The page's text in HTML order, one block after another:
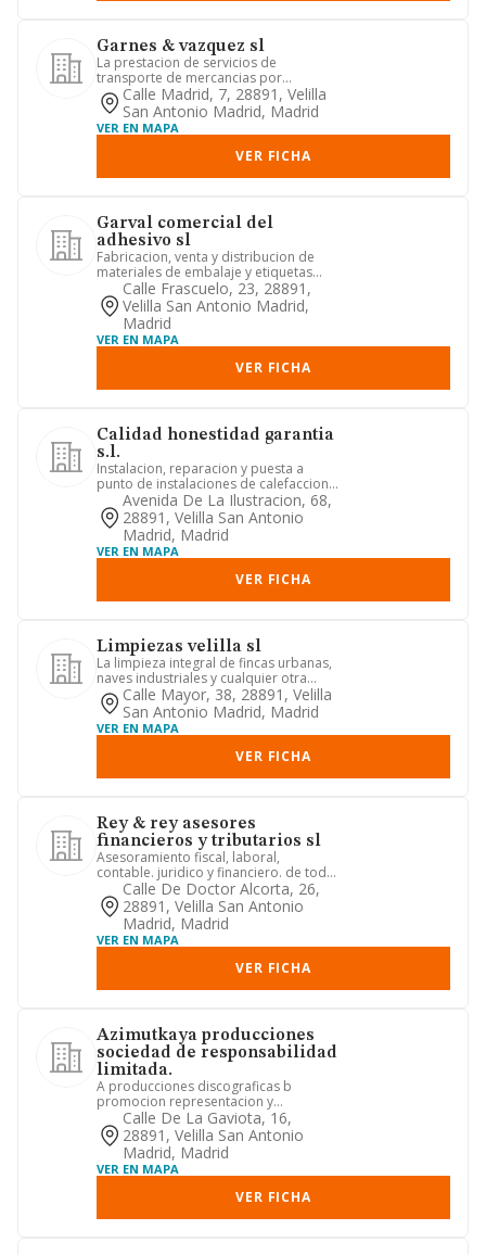
Garnes & vazquez sl
La prestacion de servicios de
transporte de mercancias por
carretera.
Calle Madrid, 7, 28891, Velilla
San Antonio Madrid, Madrid
VER EN MAPA
VER FICHA
Garval comercial del
adhesivo sl
Fabricacion, venta y distribucion de
materiales de embalaje y etiquetas
adhesivas. venta de materia...
Calle Frascuelo, 23, 28891,
Velilla San Antonio Madrid,
Madrid
VER EN MAPA
VER FICHA
Calidad honestidad garantia
s.l.
Instalacion, reparacion y puesta a
punto de instalaciones de calefaccion y
aire acondicionado, la v...
Avenida De La Ilustracion, 68,
28891, Velilla San Antonio
Madrid, Madrid
VER EN MAPA
VER FICHA
Limpiezas velilla sl
La limpieza integral de fincas urbanas,
naves industriales y cualquier otra
clase de edificios.
Calle Mayor, 38, 28891, Velilla
San Antonio Madrid, Madrid
VER EN MAPA
VER FICHA
Rey & rey asesores
financieros y tributarios sl
Asesoramiento fiscal, laboral,
contable. juridico y financiero. de todo
tipo de empresas y particul...
Calle De Doctor Alcorta, 26,
28891, Velilla San Antonio
Madrid, Madrid
VER EN MAPA
VER FICHA
Azimutkaya producciones
sociedad de responsabilidad
limitada.
A producciones discograficas b
promocion representacion y
contratacion de artistas. c gestion y
exp...
Calle De La Gaviota, 16,
28891, Velilla San Antonio
Madrid, Madrid
VER EN MAPA
VER FICHA